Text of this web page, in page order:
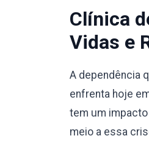
Clínica
Vidas e
A dependência
enfrenta hoje
tem um
meio a essa